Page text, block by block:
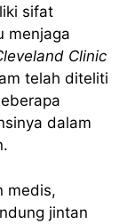
sifat
menjaga
Clinic
telah diteliti
dalam
medis,
jintan